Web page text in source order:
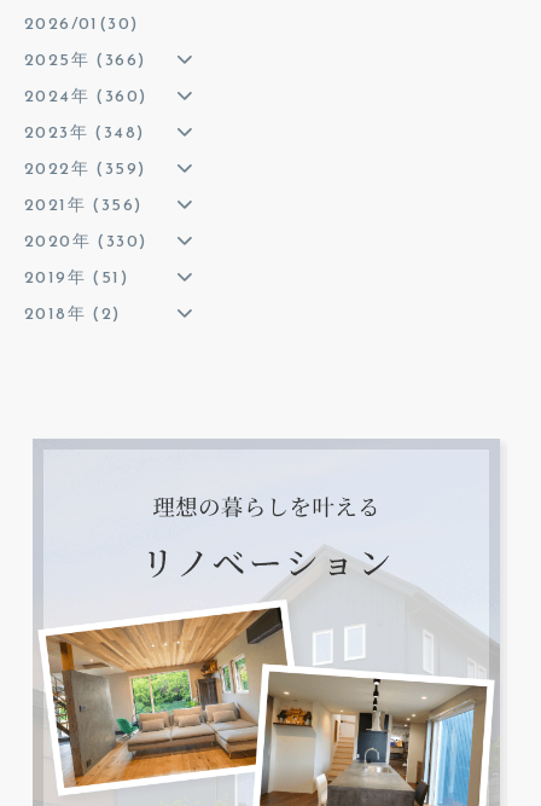
2026/01(30)
2025年 (366)
2024年 (360)
2023年 (348)
2022年 (359)
2021年 (356)
2020年 (330)
2019年 (51)
2018年 (2)